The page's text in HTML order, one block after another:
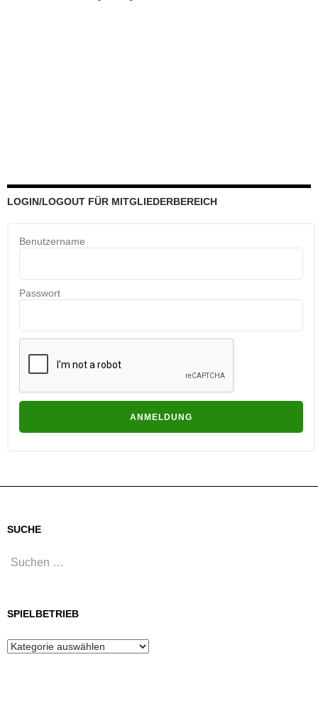
LOGIN/LOGOUT FÜR MITGLIEDERBEREICH
Benutzername
Passwort
SUCHE
Suchen
SPIELBETRIEB
Spielbetrieb